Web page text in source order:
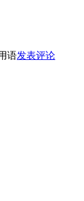
语发表评论